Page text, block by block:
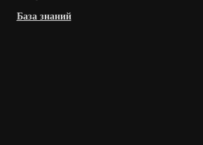
База знаний